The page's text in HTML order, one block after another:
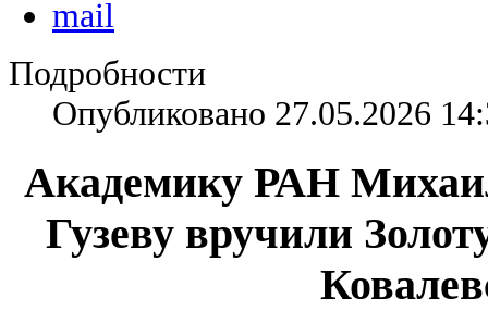
Подробности
Опубликовано 27.05.2026
Академику РАН
Гузеву вручили